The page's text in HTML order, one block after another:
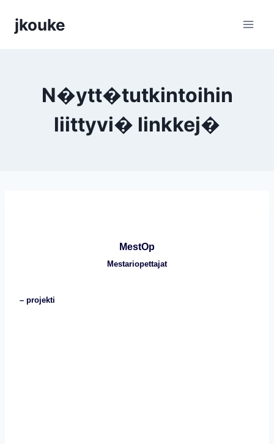
sisältöön
jkouke
N�ytt�tutkintoihin
liittyvi� linkkej�
MestOp
Mestariopettajat
– projekti